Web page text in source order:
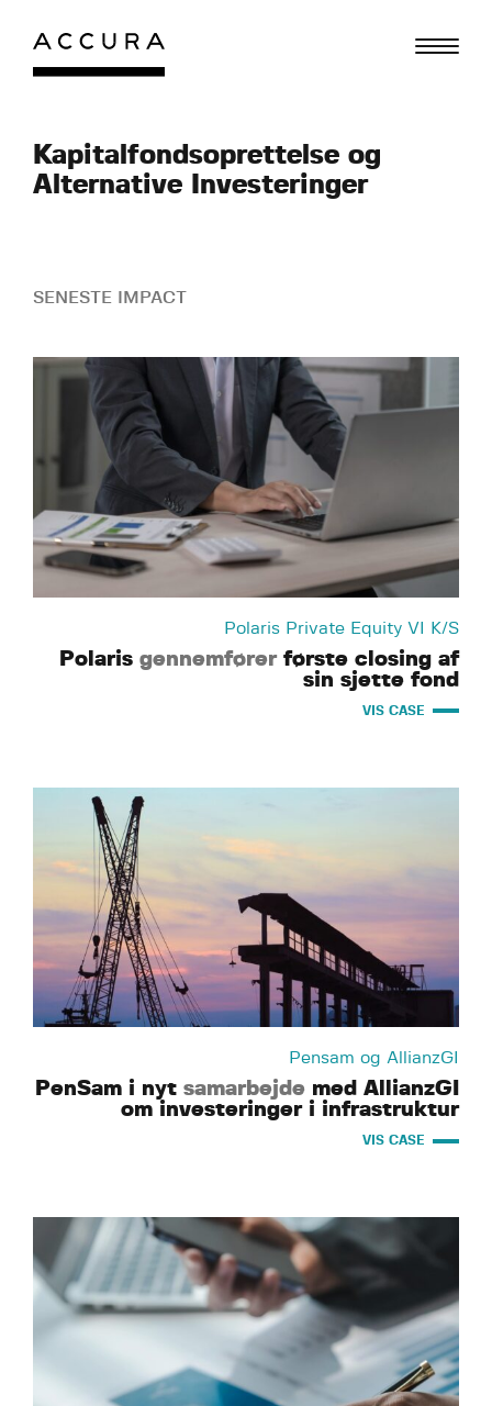
Gå
indhold
Kapitalfondsoprettelse og
Alternative Investeringer
SENESTE IMPACT
Polaris Private Equity VI K/S
Polaris gennemførerførste closing af
sin sjette fond
VIS CASE
Pensam og AllianzGI
PenSam i nyt samarbejde med AllianzGI
om investeringer i infrastruktur
VIS CASE